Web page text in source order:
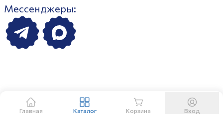
Мессенджеры:
Главная Каталог Корзина Вход